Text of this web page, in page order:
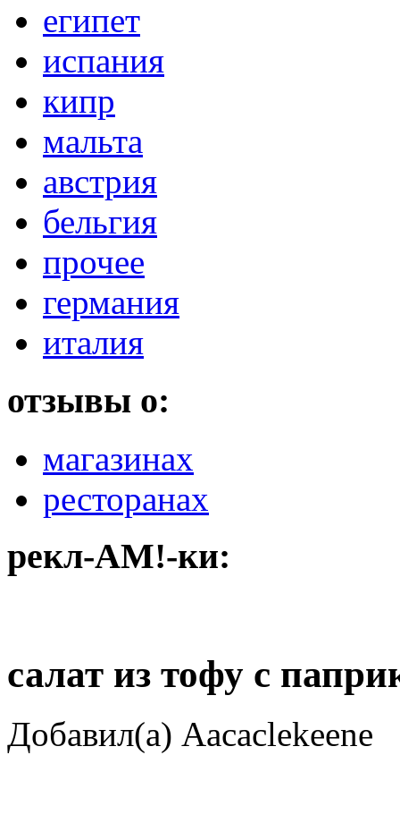
египет
испания
кипр
мальта
австрия
бельгия
прочее
германия
италия
отзывы о:
магазинах
ресторанах
рекл-АМ!-ки:
салат из тофу с
Добавил(а) Aacaclekeene